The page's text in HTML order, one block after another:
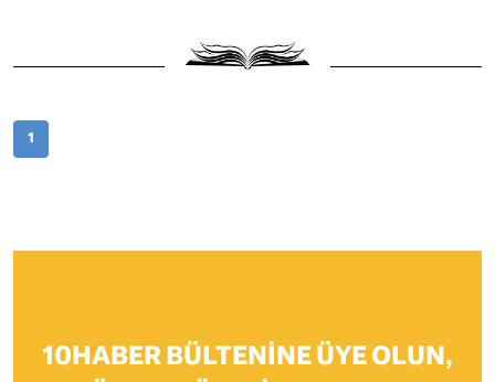
1
10HABER BÜLTENINE ÜYE OLUN,